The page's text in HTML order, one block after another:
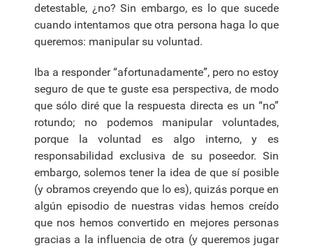
detestable, ¿no? Sin embargo, es lo que sucede
cuando intentamos que otra persona haga lo que
queremos: manipular su voluntad.
Iba a responder “afortunadamente”, pero no estoy
seguro de que te guste esa perspectiva, de modo
que sólo diré que la respuesta directa es un “no”
rotundo; no podemos manipular voluntades,
porque la voluntad es algo interno, y es
responsabilidad exclusiva de su poseedor. Sin
embargo, solemos tener la idea de que sí posible
(y obramos creyendo que lo es), quizás porque en
algún episodio de nuestras vidas hemos creído
que nos hemos convertido en mejores personas
gracias a la influencia de otra (y queremos jugar